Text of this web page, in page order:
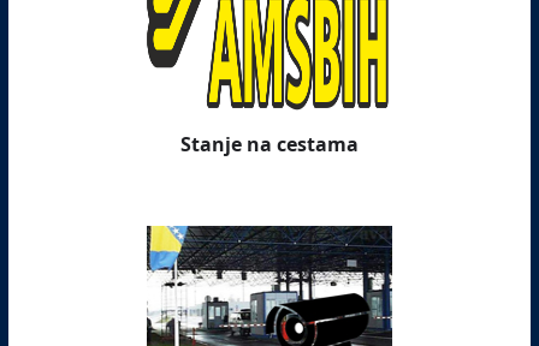
Stanje na cestama